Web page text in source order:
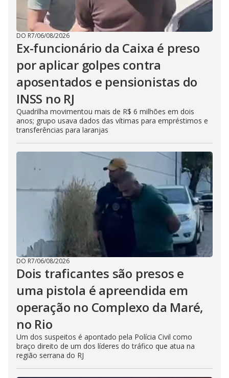
DO R7/06/08/2026
Ex-funcionário da Caixa é preso
por aplicar golpes contra
aposentados e pensionistas do
INSS no RJ
Quadrilha movimentou mais de R$ 6 milhões em dois
anos; grupo usava dados das vítimas para empréstimos e
transferências para laranjas
DO R7/06/08/2026
Dois traficantes são presos e
uma pistola é apreendida em
operação no Complexo da Maré,
no Rio
Um dos suspeitos é apontado pela Polícia Civil como
braço direito de um dos líderes do tráfico que atua na
região serrana do RJ